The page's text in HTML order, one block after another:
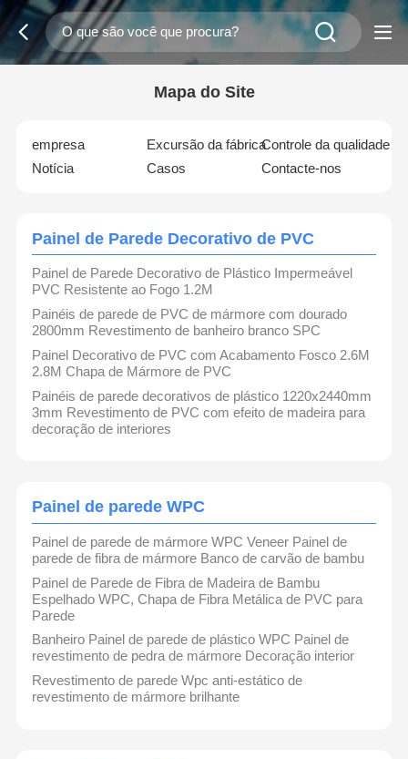
Mapa do Site
empresa Excursão da fábricaControle da qualidade
Notícia
Casos Contacte-nos
Painel de Parede Decorativo de PVC
Painel de Parede Decorativo de Plástico Impermeável
PVC Resistente ao Fogo 1.2M
Painéis de parede de PVC de mármore com dourado
2800mm Revestimento de banheiro branco SPC
Painel Decorativo de PVC com Acabamento Fosco 2.6M
2.8M Chapa de Mármore de PVC
Painéis de parede decorativos de plástico 1220x2440mm
3mm Revestimento de PVC com efeito de madeira para
decoração de interiores
Painel de parede WPC
Painel de parede de mármore WPC Veneer Painel de
parede de fibra de mármore Banco de carvão de bambu
Painel de Parede de Fibra de Madeira de Bambu
Espelhado WPC, Chapa de Fibra Metálica de PVC para
Parede
Banheiro Painel de parede de plástico WPC Painel de
revestimento de pedra de mármore Decoração interior
Revestimento de parede Wpc anti-estático de
revestimento de mármore brilhante